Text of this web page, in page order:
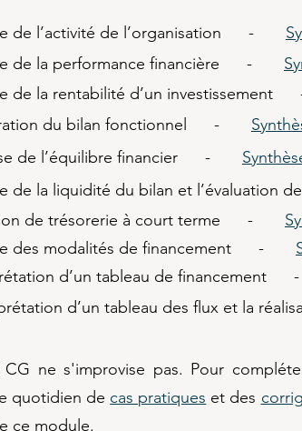
de l’activité de l’organisation -
de la performance financière -
de la rentabilité d’un
du bilan fonctionnel -
de l’équilibre financier -
de la liquidité du bilan et
de trésorerie à court terme -
des modalités de financement -
d’un tableau de
d’un tableau des flux et la
CG ne s'improvise pas. Pour
quotidien de cas pratiques et des
ce module.